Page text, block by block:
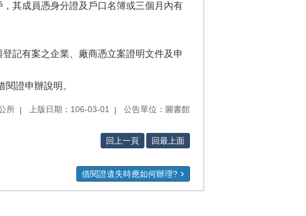
其成員憑身分證及戶口名簿或三個月內有
記有案之企業、廠商憑立案證明文件及申
閱證申辦說明。
所 上版日期：106-03-01 公告單位：圖書館
回上一頁 回最上面
借閱證遺失時應如何辦理?